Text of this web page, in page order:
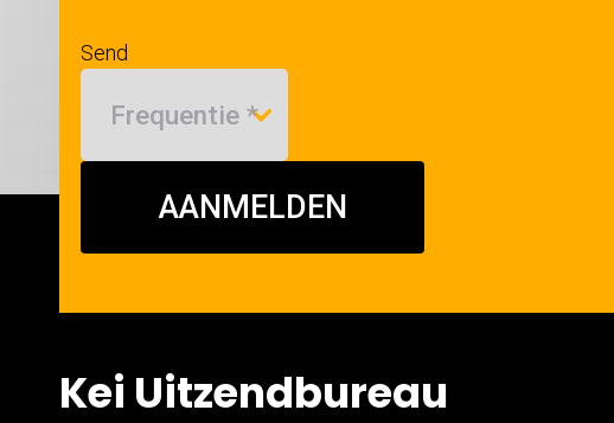
Send
AANMELDEN
Kei Uitzendbureau